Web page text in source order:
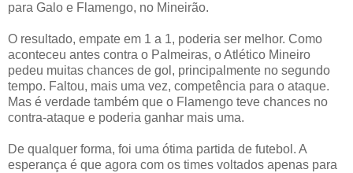
para Galo e Flamengo, no Mineirão.
O resultado, empate em 1 a 1, poderia ser melhor. Como
aconteceu antes contra o Palmeiras, o Atlético Mineiro
pedeu muitas chances de gol, principalmente no segundo
tempo. Faltou, mais uma vez, competência para o ataque.
Mas é verdade também que o Flamengo teve chances no
contra-ataque e poderia ganhar mais uma.
De qualquer forma, foi uma ótima partida de futebol. A
esperança é que agora com os times voltados apenas para